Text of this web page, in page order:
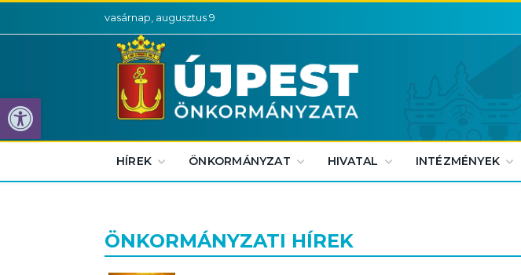
Eszköztár megnyitása
vasárnap, augusztus 9
HÍREK ÖNKORMÁNYZAT HIVATAL INTÉZMÉNYEK
ÖNKORMÁNYZATI HÍREK